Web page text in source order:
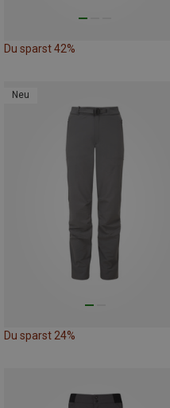
Du sparst 42%
Neu
Du sparst 24%